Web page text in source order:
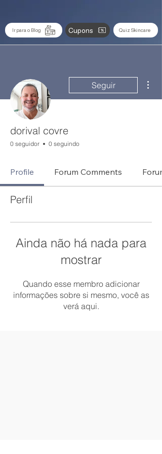
Ir para o Blog Cupons Quiz Skincare
Seguir
dorival covre
0 seguidor 0 seguindo
Profile Forum Comments
Perfil
Ainda não há nada para
mostrar
Quando esse membro adicionar
informações sobre si mesmo, você as
verá aqui.